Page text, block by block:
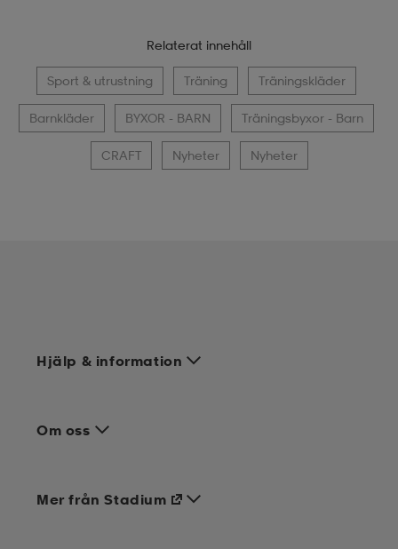
Relaterat innehåll
Sport & utrustning Träning Träningskläder
Barnkläder BYXOR - BARN Träningsbyxor - Barn
CRAFT Nyheter Nyheter
Hjälp & information
Om oss
Mer från Stadium